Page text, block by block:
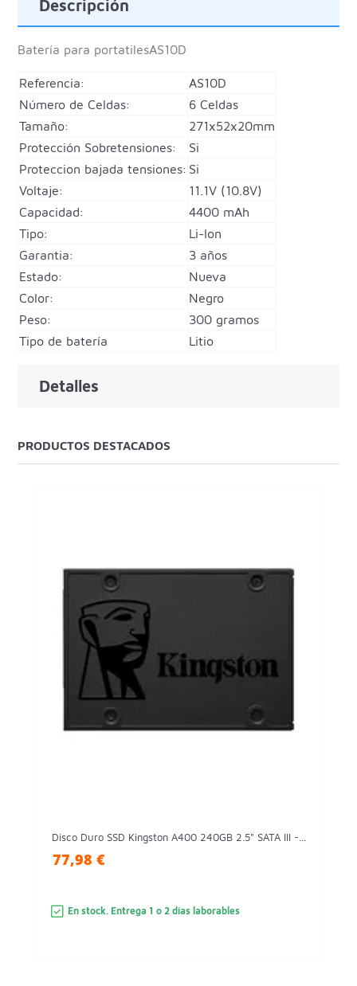
Descripción
Batería para portatilesAS10D
Referencia:
AS10D
Número de Celdas:
6 Celdas
Tamaño:
271x52x20mm
Protección Sobretensiones:
Si
Proteccion bajada tensiones: Si
Voltaje:
11.1V (10.8V)
Capacidad:
4400 mAh
Tipo:
Li-Ion
Garantia:
3 años
Estado:
Nueva
Color:
Negro
Peso:
300 gramos
Tipo de batería
Litio
Detalles
PRODUCTOS DESTACADOS
Disco Duro SSD Kingston A400 240GB 2.5" SATA III -...
77,98 €
En stock. Entrega 1 o 2 días laborables